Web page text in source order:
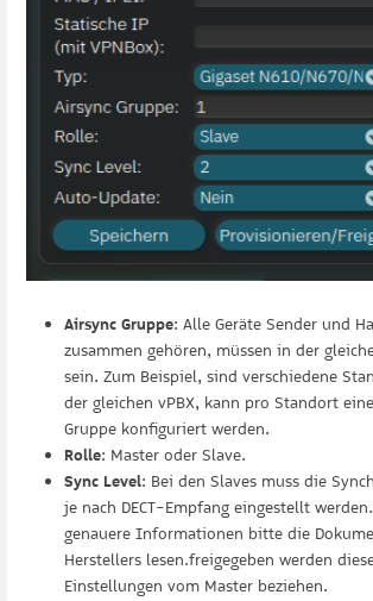
Airsync Gruppe: Alle Geräte Sender und
zusammen gehören, müssen in der
sein. Zum Beispiel, sind verschiedene
der gleichen vPBX, kann pro Standort
Gruppe konfiguriert werden.
Rolle: Master oder Slave.
Sync Level: Bei den Slaves muss die
je nach DECT-Empfang eingestellt
genauere Informationen bitte die
Herstellers lesen.freigegeben werden
Einstellungen vom Master beziehen.